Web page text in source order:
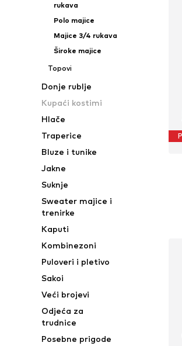
rukava
Polo majice
Majice 3/4 rukava
Široke majice
Topovi
Donje rublje
Kupaći kostimi
Hlače
Traperice
Bluze i tunike
Jakne
Suknje
Sweater majice i
trenirke
Kaputi
Kombinezoni
Puloveri i pletivo
Sakoi
Veći brojevi
Odjeća za
trudnice
Posebne prigode